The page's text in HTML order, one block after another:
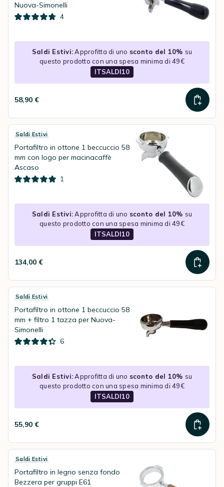
Nuova-Simonelli
4
Saldi Estivi:Approfitta di uno sconto del 10% su
questo prodotto con una spesa minima di 49€
ITSALDI10
58,90 €
Saldi Estivi
Portafiltro in ottone 1 beccuccio 58
mm con logo per macinacaffè
Ascaso
1
Saldi Estivi:Approfitta di uno sconto del 10% su
questo prodotto con una spesa minima di 49€
ITSALDI10
134,00 €
Saldi Estivi
Portafiltro in ottone 1 beccuccio 58
mm + filtro 1 tazza per Nuova-
Simonelli
6
Saldi Estivi:Approfitta di uno sconto del 10% su
questo prodotto con una spesa minima di 49€
ITSALDI10
55,90 €
Saldi Estivi
Portafiltro in legno senza fondo
Bezzera per gruppi E61